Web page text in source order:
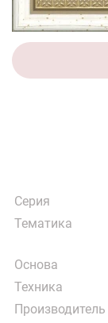
Серия
Тематика
Основа
Техника
Производитель